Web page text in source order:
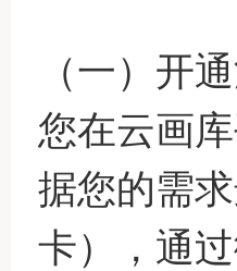
（一）开
您在云画
据您的需
卡），通